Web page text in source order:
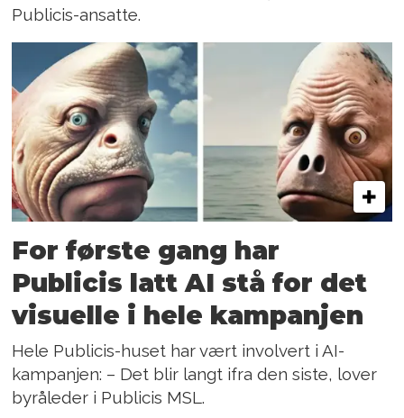
Publicis-ansatte.
For første gang har
Publicis latt AI stå for det
visuelle i hele kampanjen
Hele Publicis-huset har vært involvert i AI-
kampanjen: – Det blir langt ifra den siste, lover
byråleder i Publicis MSL.